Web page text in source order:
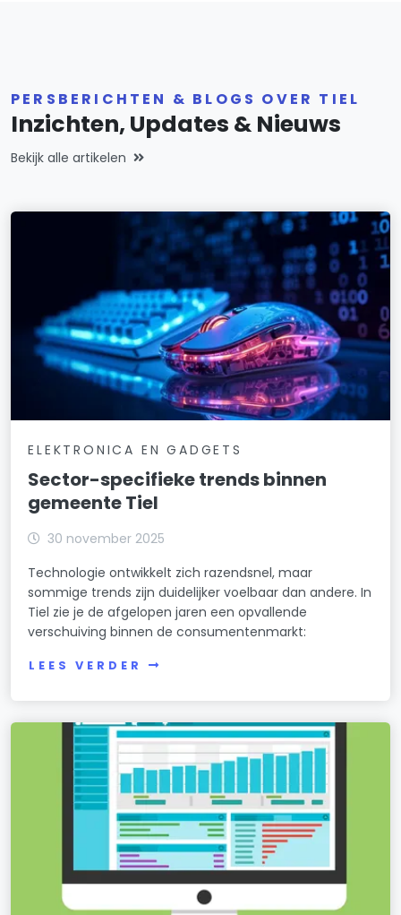
PERSBERICHTEN & BLOGS OVER TIEL
Inzichten, Updates & Nieuws
Bekijk alle artikelen
ELEKTRONICA EN GADGETS
Sector-specifieke trends binnen
gemeente Tiel
30 november 2025
Technologie ontwikkelt zich razendsnel, maar
sommige trends zijn duidelijker voelbaar dan andere. In
Tiel zie je de afgelopen jaren een opvallende
verschuiving binnen de consumentenmarkt:
LEES VERDER